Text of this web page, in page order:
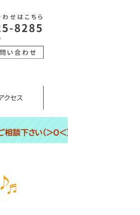
クセス
＜）皆様の痛み解決に一役買いた